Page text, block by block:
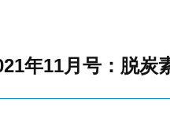
年11月号：脱炭